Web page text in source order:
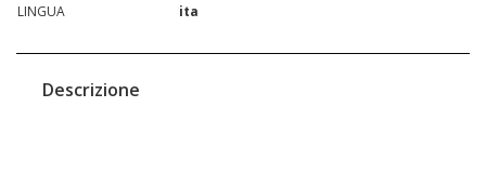
LINGUA
ita
Descrizione